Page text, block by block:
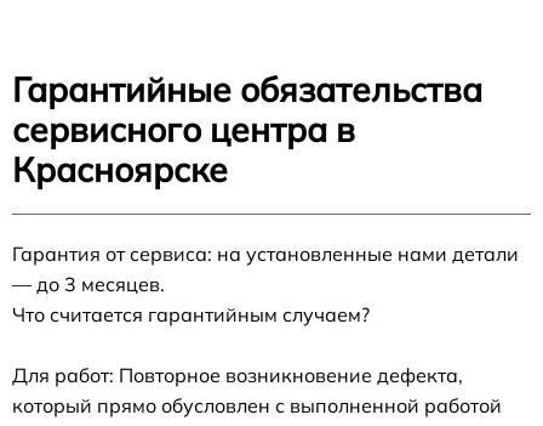
Гарантийные обязательства
сервисного центра в
Красноярске
Гарантия от сервиса: на установленные нами детали
— до 3 месяцев.
Что считается гарантийным случаем?
Для работ: Повторное возникновение дефекта,
который прямо обусловлен с выполненной работой